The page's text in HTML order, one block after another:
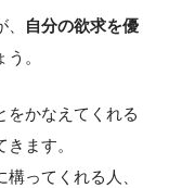
自分の欲求を優
。
をかなえてくれる
ます。
ってくれる人、